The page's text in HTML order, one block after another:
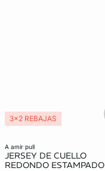
a amir pull
JERSEY DE CUELLO
REDONDO ESTAMPADO
3x2 REBAJAS